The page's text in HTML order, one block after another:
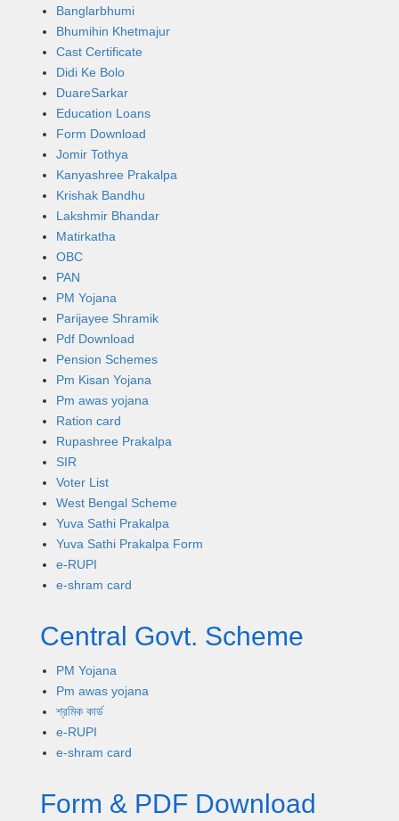
Banglarbhumi
Bhumihin Khetmajur
Cast Certificate
Didi Ke Bolo
DuareSarkar
Education Loans
Form Download
Jomir Tothya
Kanyashree Prakalpa
Krishak Bandhu
Lakshmir Bhandar
Matirkatha
OBC
PAN
PM Yojana
Parijayee Shramik
Pdf Download
Pension Schemes
Pm Kisan Yojana
Pm awas yojana
Ration card
Rupashree Prakalpa
SIR
Voter List
West Bengal Scheme
Yuva Sathi Prakalpa
Yuva Sathi Prakalpa Form
e-RUPI
e-shram card
Central Govt. Scheme
PM Yojana
Pm awas yojana
শ্রমিক কার্ড
e-RUPI
e-shram card
Form & PDF Download